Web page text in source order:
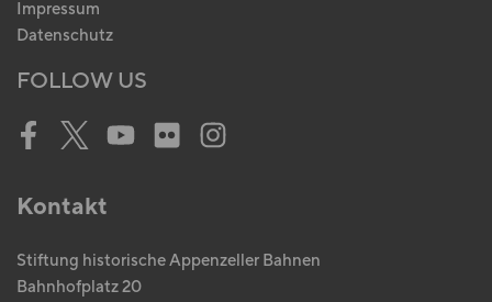
Impressum
Datenschutz
FOLLOW US
FacebookTwitterYoutubeFlickr Instagram
Kontakt
Stiftung historische Appenzeller Bahnen
Bahnhofplatz 20